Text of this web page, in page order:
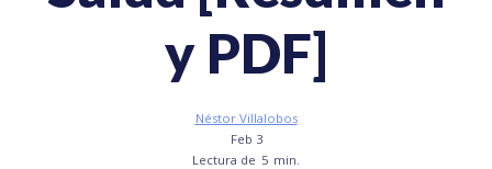
y PDF]
Néstor Villalobos
Feb 3
Lectura de 5 min.